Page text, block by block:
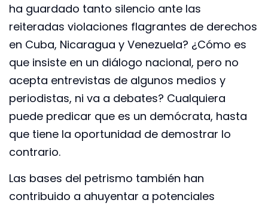
ha guardado tanto silencio ante las
reiteradas violaciones flagrantes de derechos
en Cuba, Nicaragua y Venezuela? ¿Cómo es
que insiste en un diálogo nacional, pero no
acepta entrevistas de algunos medios y
periodistas, ni va a debates? Cualquiera
puede predicar que es un demócrata, hasta
que tiene la oportunidad de demostrar lo
contrario.
Las bases del petrismo también han
contribuido a ahuyentar a potenciales